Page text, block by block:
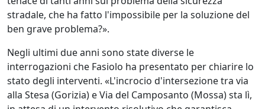
stradale, che ha fatto l'impossibile per la soluzione del
ben grave problema?».
Negli ultimi due anni sono state diverse le
interrogazioni che Fasiolo ha presentato per chiarire lo
stato degli interventi. «L'incrocio d'intersezione tra via
alla Stesa (Gorizia) e Via del Camposanto (Mossa) sta lì,